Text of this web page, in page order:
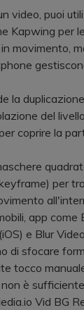
video, puoi
Kapwing per
movimento,
la
del
coprire la
per
app come
e Blur
di sfocare
tocco
è
Vid BG